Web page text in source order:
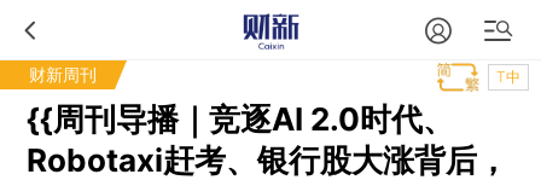
财新周刊 T中
{{周刊导播｜竞逐AI 2.0时代、
Robotaxi赶考、银行股大涨背后，